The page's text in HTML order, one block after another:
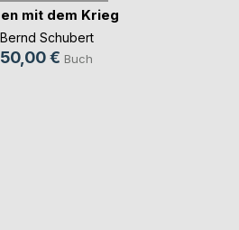
mit dem Krieg
Bernd Schubert
50,00 € Buch